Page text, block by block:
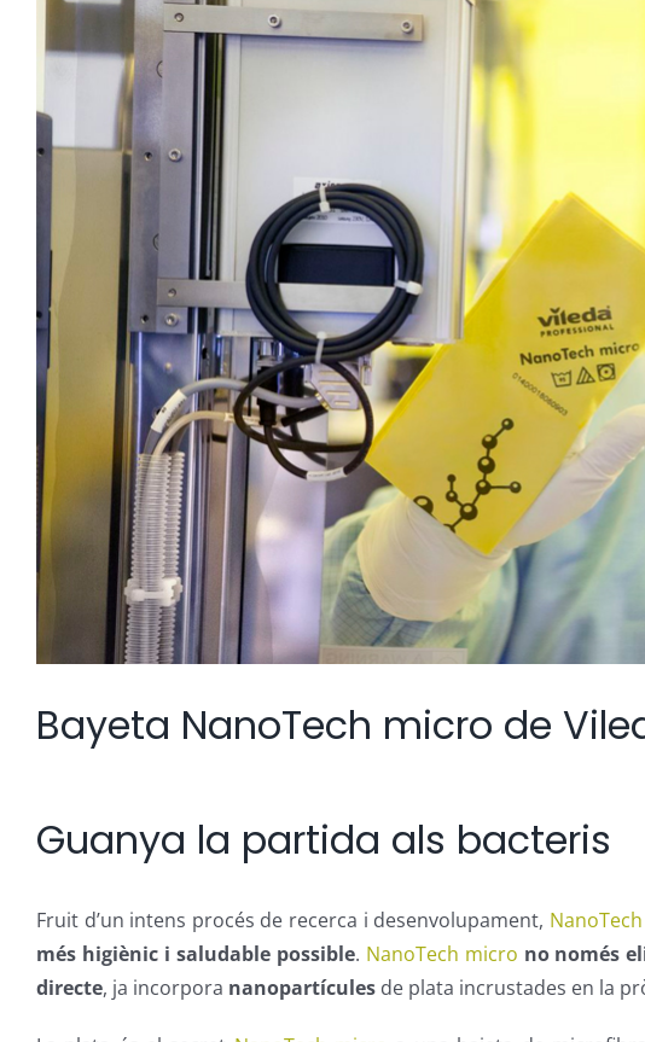
Bayeta NanoTech micro de
Guanya la partida als bacteris
Fruit d’un intens procés de recerca i desenvolupament, NanoTech
més higiènic i saludable possible. NanoTech micro no només
directe, ja incorpora nanopartículesde plata incrustades en la